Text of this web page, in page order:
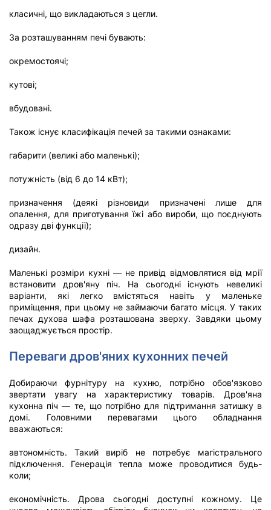
класичні, що викладаються з цегли.
За розташуванням печі бувають:
окремостоячі;
кутові;
вбудовані.
Також існує класифікація печей за такими ознаками:
габарити (великі або маленькі);
потужність (від 6 до 14 кВт);
призначення (деякі різновиди призначені лише для
опалення, для приготування їжі або вироби, що поєднують
одразу дві функції);
дизайн.
Маленькі розміри кухні — не привід відмовлятися від мрії
встановити дров'яну піч. На сьогодні існують невеликі
варіанти, які легко вмістяться навіть у маленьке
приміщення, при цьому не займаючи багато місця. У таких
печах духова шафа розташована зверху. Завдяки цьому
заощаджується простір.
Переваги дров'яних кухонних печей
Добираючи фурнітуру на кухню, потрібно обов'язково
звертати увагу на характеристику товарів. Дров'яна
кухонна піч — те, що потрібно для підтримання затишку в
домі. Головними перевагами цього обладнання
вважаються:
автономність. Такий виріб не потребує магістрального
підключення. Генерація тепла може проводитися будь-
коли;
економічність. Дрова сьогодні доступні кожному. Це